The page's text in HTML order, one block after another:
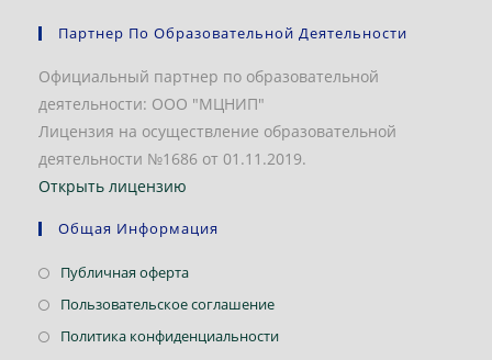
Партнер По Образовательной Деятельности
Официальный партнер по образовательной
деятельности: ООО "МЦНИП"
Лицензия на осуществление образовательной
деятельности №1686 от 01.11.2019.
Открыть лицензию
Общая Информация
Публичная офертаОткроется
в
Пользовательское соглашениеОткроется
в
Политика конфиденциальностиОткроется